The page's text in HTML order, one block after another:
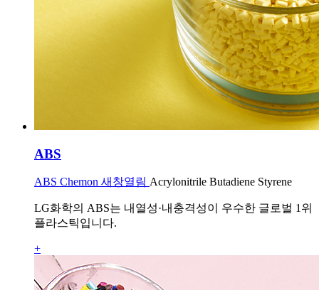
ABS
ABS Chemon 새창열림 Acrylonitrile Butadiene Styrene
LG화학의 ABS는 내열성·내충격성이 우수한 글로벌 1위
플라스틱입니다.
+